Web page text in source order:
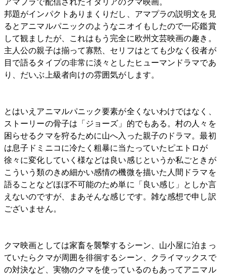
邦題がインパクトありまくりだし、アマプラの説明文を見
るとアニマルパニックのようなニオイもしたので一応鑑賞
して観ましたが、これはもう完全に欧州文芸映画の趣き。
主人公の親子は揃って寡黙、セリフはとても少なく役者が
目で語るタイプの非常に淡々としたヒューマンドラマであ
り、だいぶ上級者向けの雰囲気がします。
とはいえアニマルパニック要素が全くないわけではなく、
ストーリーの骨子は「ジョーズ」的でもある。村の人々を
困らせるクマを狩るために山へ入った親子のドラマ。最初
は息子ドミニコに冷たく粗暴に当たっていたピエトロが
徐々に変化していく様などは良い感じというか私ごときが
こういう類のきめ細かい感情の機微を描いた人間ドラマを
語ることなどほぼ不可能のため単に「良い感じ」としか言
えないのですが、まあそんな感じです。雑な感想で申し訳
ございません。
クマ映画としては家畜を襲撃するシーン、山小屋に泊まっ
ていたらクマが周囲を徘徊するシーン、クライマックスで
の対決など、実物のクマを使っているのもあってアニマル